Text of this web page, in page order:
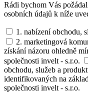
Rádi bychom Vás
osobních údajů k níže
1. nabízení obchodu,
2. marketingová
získání názoru ohledně
společnosti invelt - s.r.o.
obchodu, služeb a
identifikovaných na
společnosti invelt - s.r.o.